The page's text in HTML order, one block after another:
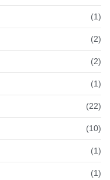
(1)
(2)
(2)
(1)
(22)
(10)
(1)
(1)